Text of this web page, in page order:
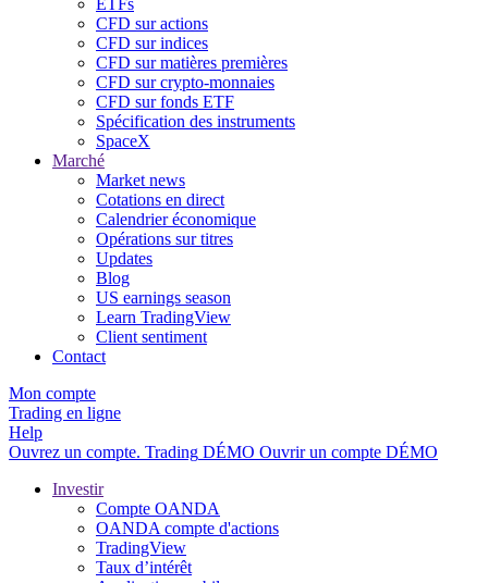
CFD sur actions
CFD sur indices
CFD sur matières premières
CFD sur crypto-monnaies
CFD sur fonds ETF
Spécification des instruments
SpaceX
Marché
Market news
Cotations en direct
Calendrier économique
Opérations sur titres
Updates
Blog
US earnings season
Learn TradingView
Client sentiment
Contact
Mon compte
Trading en ligne
Help
Ouvrez un compte. Trading DÉMO Ouvrir un compte DÉMO
Investir
Compte OANDA
OANDA compte d'actions
TradingView
Taux d’intérêt